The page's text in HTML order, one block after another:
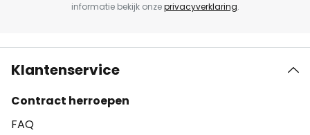
informatie bekijk onzeprivacyverklaring.
Klantenservice
Contract herroepen
FAQ